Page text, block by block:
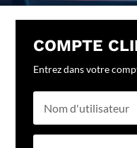
COMPTE
Entrez dans votre